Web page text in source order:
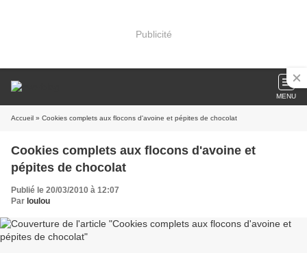
Publicité
MENU
Accueil » Cookies complets aux flocons d'avoine et pépites de chocolat
Cookies complets aux flocons d'avoine et
pépites de chocolat
Publié le 20/03/2010 à 12:07
Par loulou